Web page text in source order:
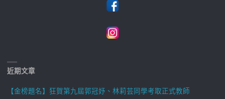
近期文章
【金榜題名】狂賀第九屆郭冠妤、林莉芸同學考取正式教師